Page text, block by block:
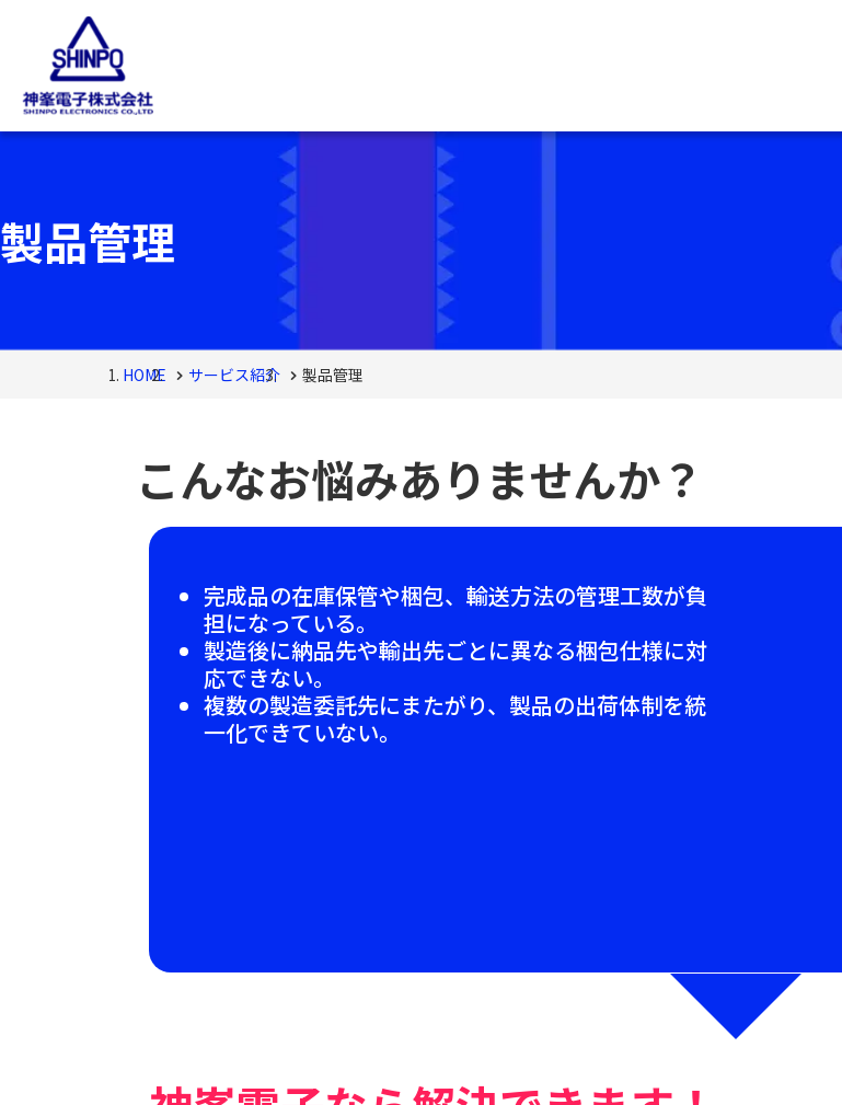
製品管理
HOME サービス紹介 製品管理
こんなお悩みありませんか？
完成品の在庫保管や梱包、輸送方法の管理工数が負
担になっている。
製造後に納品先や輸出先ごとに異なる梱包仕様に対
応できない。
複数の製造委託先にまたがり、製品の出荷体制を統
一化できていない。